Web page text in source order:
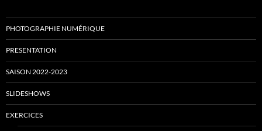
PHOTOGRAPHIE NUMÉRIQUE
PRESENTATION
SAISON 2022-2023
SLIDESHOWS
EXERCICES